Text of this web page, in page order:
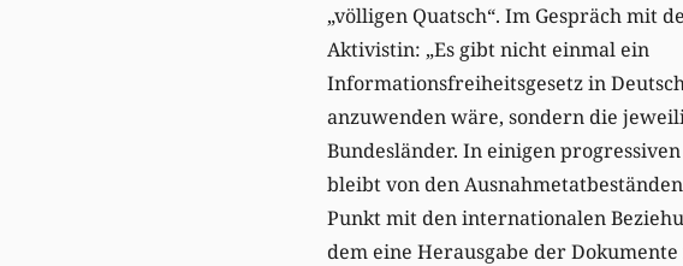
„völligen Quatsch“. Im Gespräch mit
Aktivistin: „Es gibt nicht einmal ein
Informationsfreiheitsgesetz in
anzuwenden wäre, sondern die
Bundesländer. In einigen
bleibt von den
Punkt mit den internationalen
dem eine Herausgabe der